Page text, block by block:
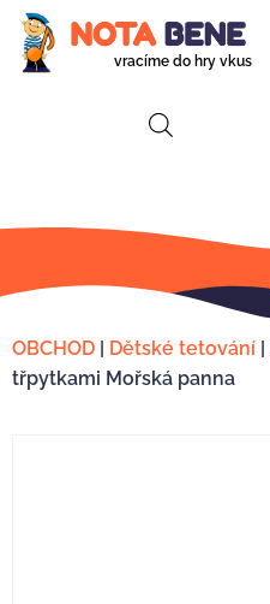
vracíme do hry vkus
OBCHOD | Dětské tetování |
třpytkami Mořská panna